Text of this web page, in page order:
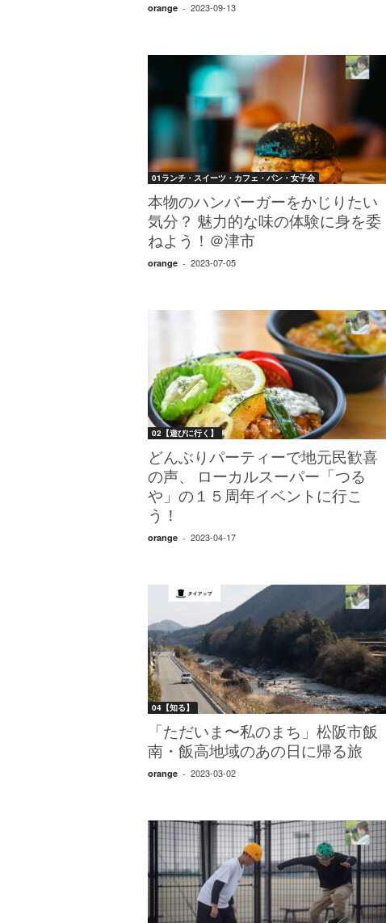
orange - 2023-09-13
01ランチ・スイーツ・カフェ・パン・女子会
本物のハンバーガーをかじりたい
気分？ 魅力的な味の体験に身を委
ねよう！＠津市
orange - 2023-07-05
02【遊びに行く】
どんぶりパーティーで地元民歓喜
の声、 ローカルスーパー「つる
や」の１５周年イベントに行こ
う！
orange - 2023-04-17
04【知る】
「ただいま〜私のまち」松阪市飯
南・飯高地域のあの日に帰る旅
orange - 2023-03-02